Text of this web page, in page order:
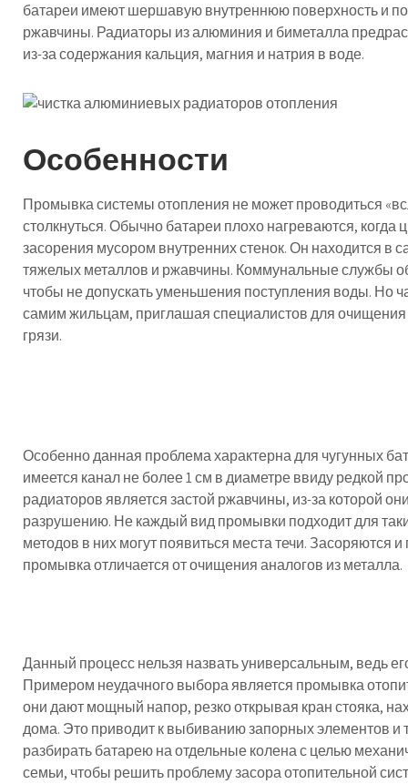
батареи имеют шершавую внутреннюю поверхность и
ржавчины. Радиаторы из алюминия и биметалла
из-за содержания кальция, магния и натрия в воде.
Особенности
Промывка системы отопления не может проводиться
столкнуться. Обычно батареи плохо нагреваются, когда
засорения мусором внутренних стенок. Он находится в
тяжелых металлов и ржавчины. Коммунальные службы
чтобы не допускать уменьшения поступления воды. Но
самим жильцам, приглашая специалистов для
грязи.
Особенно данная проблема характерна для чугунных
имеется канал не более 1 см в диаметре ввиду редкой
радиаторов является застой ржавчины, из-за которой
разрушению. Не каждый вид промывки подходит для
методов в них могут появиться места течи. Засоряются
промывка отличается от очищения аналогов из металла.
Данный процесс нельзя назвать универсальным, ведь
Примером неудачного выбора является промывка
они дают мощный напор, резко открывая кран стояка,
дома. Это приводит к выбиванию запорных элементов и
разбирать батарею на отдельные колена с целью
семьи, чтобы решить проблему засора отопительной